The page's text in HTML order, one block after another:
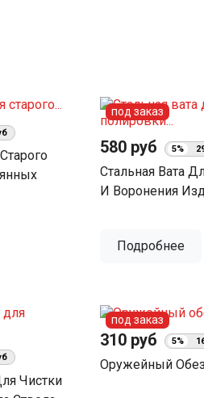
580 руб 5%
Стальная Вата
И Воронения
Подробнее
под заказ
Чистки
310 руб 5%
Оружейный
под заказ